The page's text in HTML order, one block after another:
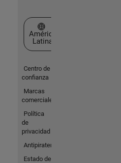
Seleccione un país/idioma
América
Latina
Centro de
confianza
Marcas
comerciales
Política
de
privacidad
Antipiratería
Estado de